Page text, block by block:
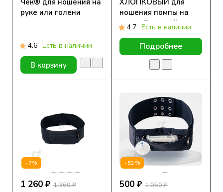
Чек® для ношения на
руке или голени
4.6 Есть в наличии
В корзину
ХЛОПКОВЫЙ для
ношения помпы на
талии Бежевый
4.7 Есть в наличии
Подробнее
-7%
1 260 ₽ 1 360 ₽
-52%
500 ₽ 1 050 ₽